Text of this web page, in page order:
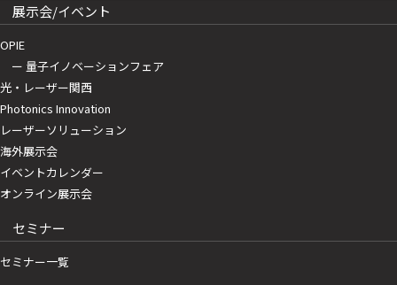
展示会/イベント
OPIE
ー 量子イノベーションフェア
光・レーザー関西
Photonics Innovation
レーザーソリューション
海外展示会
イベントカレンダー
オンライン展示会
セミナー
セミナー一覧